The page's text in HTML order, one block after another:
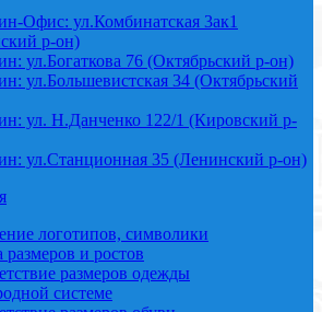
Офис: ул.Комбинатская 3ак1
р-он)
ул.Богаткова 76 (Октябрьский р-он)
ул.Большевистская 34 (Октябрьский
ул. Н.Данченко 122/1 (Кировский р-
ул.Станционная 35 (Ленинский р-он)
логотипов, символики
и ростов
размеров одежды
системе